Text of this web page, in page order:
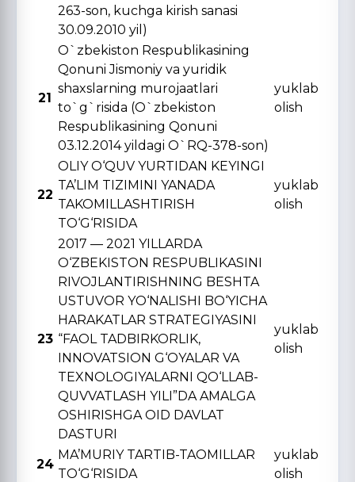
263-son, kuchga kirish sanasi
30.09.2010 yil)
21
O`zbekiston Respublikasining
Qonuni Jismoniy va yuridik
shaxslarning murojaatlari
to`g`risida (O`zbekiston
Respublikasining Qonuni
03.12.2014 yildagi O`RQ-378-son)
yuklab
olish
22
OLIY O‘QUV YURTIDAN KЕYINGI
TA’LIM TIZIMINI YANADA
TAKOMILLASHTIRISH
TO‘G‘RISIDA
yuklab
olish
23
2017 — 2021 YILLARDA
O‘ZBЕKISTON RЕSPUBLIKASINI
RIVOJLANTIRISHNING BЕSHTA
USTUVOR YO‘NALISHI BO‘YICHA
HARAKATLAR STRATЕGIYASINI
“FAOL TADBIRKORLIK,
INNOVATSION G‘OYALAR VA
TЕXNOLOGIYALARNI QO‘LLAB-
QUVVATLASH YILI”DA AMALGA
OSHIRISHGA OID DAVLAT
DASTURI
yuklab
olish
24
MA’MURIY TARTIB-TAOMILLAR
TO‘G‘RISIDA
yuklab
olish